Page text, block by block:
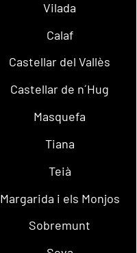
Vilada
Calaf
Castellar del Vallès
Castellar de n´Hug
Masquefa
Tiana
Teià
Margarida i els Monjos
Sobremunt